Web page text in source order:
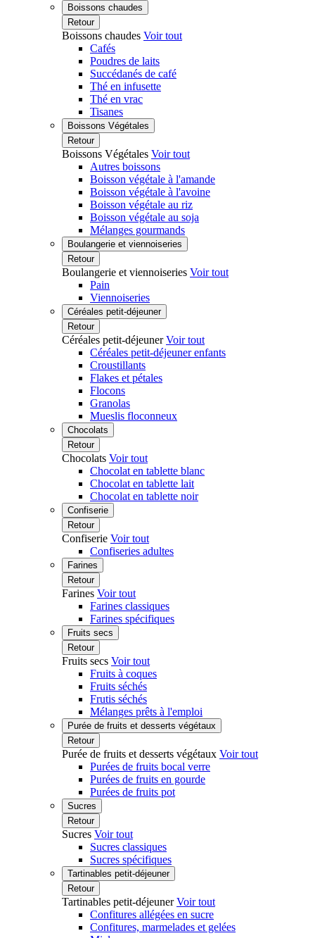
Boissons chaudes
Retour
Boissons chaudes Voir tout
Cafés
Poudres de laits
Succédanés de café
Thé en infusette
Thé en vrac
Tisanes
Boissons Végétales
Retour
Boissons Végétales Voir tout
Autres boissons
Boisson végétale à l'amande
Boisson végétale à l'avoine
Boisson végétale au riz
Boisson végétale au soja
Mélanges gourmands
Boulangerie et viennoiseries
Retour
Boulangerie et viennoiseries Voir tout
Pain
Viennoiseries
Céréales petit-déjeuner
Retour
Céréales petit-déjeunerVoir tout
Céréales petit-déjeuner enfants
Croustillants
Flakes et pétales
Flocons
Granolas
Mueslis floconneux
Chocolats
Retour
Chocolats Voir tout
Chocolat en tablette blanc
Chocolat en tablette lait
Chocolat en tablette noir
Confiserie
Retour
Confiserie Voir tout
Confiseries adultes
Farines
Retour
Farines Voir tout
Farines classiques
Farines spécifiques
Fruits secs
Retour
Fruits secs Voir tout
Fruits à coques
Fruits séchés
Frutis séchés
Mélanges prêts à l'emploi
Purée de fruits et desserts végétaux
Retour
Purée de fruits et desserts végétaux Voir tout
Purées de fruits bocal verre
Purées de fruits en gourde
Purées de fruits pot
Sucres
Retour
Sucres Voir tout
Sucres classiques
Sucres spécifiques
Tartinables petit-déjeuner
Retour
Tartinables petit-déjeunerVoir tout
Confitures allégées en sucre
Confitures, marmelades et gelées